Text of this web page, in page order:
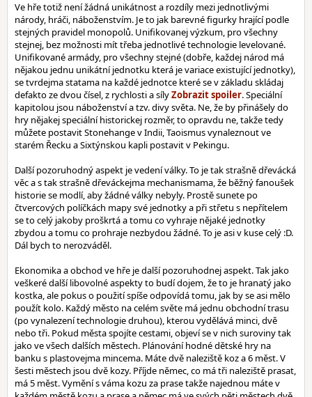
Ve hře totiž není žádná unikátnost a rozdíly mezi jednotlivými
národy, hráči, náboženstvím. Je to jak barevné figurky hrající podle
stejných pravidel monopolů. Unifikovanej výzkum, pro všechny
stejnej, bez možnosti mít třeba jednotlivé technologie levelované.
Unifikované armády, pro všechny stejné (dobře, každej národ má
nějakou jednu unikátní jednotku která je variace existující jednotky),
se tvrdejma statama na každé jednotce které se v základu skládaj
defakto ze dvou čísel, z rychlosti a síly
. Speciální
kapitolou jsou náboženství a tzv. divy světa. Ne, že by přinášely do
hry nějakej speciální historickej rozměr, to opravdu ne, takže tedy
můžete postavit Stonehange v Indii, Taoismus vynaleznout ve
starém Řecku a Sixtýnskou kapli postavit v Pekingu.
Další pozoruhodný aspekt je vedení války. To je tak strašně dřevácká
věc a s tak strašně dřeváckejma mechanismama, že běžný fanoušek
historie se modlí, aby žádné války nebyly. Prostě sunete po
čtvercových políčkách mapy své jednotky a při střetu s nepřítelem
se to celý jakoby proškrtá a tomu co vyhraje nějaké jednotky
zbydou a tomu co prohraje nezbydou žádné. To je asi v kuse celý :D.
Dál bych to nerozváděl.
Ekonomika a obchod ve hře je další pozoruhodnej aspekt. Tak jako
veškeré další libovolné aspekty to budí dojem, že to je hranatý jako
kostka, ale pokus o použití spíše odpovídá tomu, jak by se asi mělo
použít kolo. Každý město na celém světe má jednu obchodní trasu
(po vynalezení technologie druhou), kterou vydělává minci, dvě
nebo tři. Pokud města spojíte cestami, objeví se v nich suroviny tak
jako ve všech dalších městech. Plánování hodné dětské hry na
banku s plastovejma mincema. Máte dvě naleziště koz a 6 měst. V
šesti městech jsou dvě kozy. Příjde němec, co má tři naleziště prasat,
má 5 měst. Vymění s váma kozu za prase takže najednou máte v